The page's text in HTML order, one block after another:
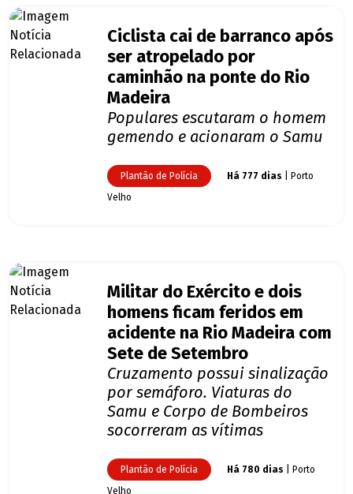
Ciclista cai de barranco após
ser atropelado por
caminhão na ponte do Rio
Madeira
Populares escutaram o homem
gemendo e acionaram o Samu
Plantão de Polícia Há 777 dias | Porto
Velho
Militar do Exército e dois
homens ficam feridos em
acidente na Rio Madeira com
Sete de Setembro
Cruzamento possui sinalização
por semáforo. Viaturas do
Samu e Corpo de Bombeiros
socorreram as vítimas
Plantão de Polícia Há 780 dias | Porto
Velho